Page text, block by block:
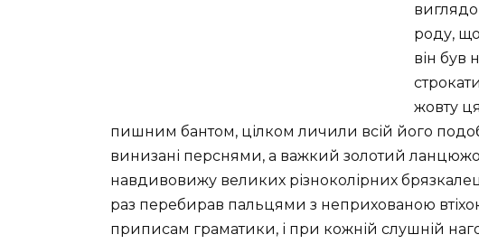
роду,
він був
жовту
пишним бантом, цілком личили всій його
винизані перснями, а важкий золотий
навдивовижу великих різноколірних
раз перебирав пальцями з неприхованою
приписам граматики, і при кожній слушній